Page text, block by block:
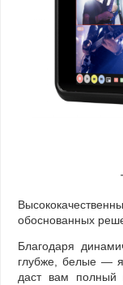
обоснованных
Благодаря
глубже
белые —
даст вам полный